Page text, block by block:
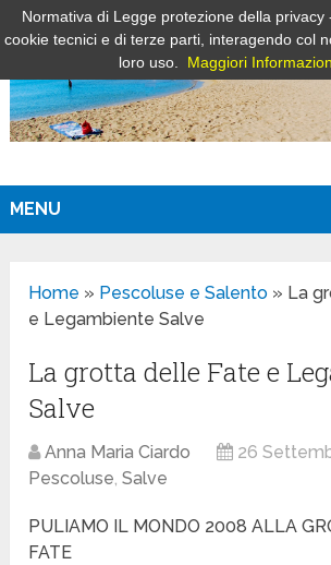
MENU
Home » Pescoluse e Salento » La
e Legambiente Salve
La grotta delle Fate e
Salve
Anna Maria Ciardo
26
Pescoluse,Salve
PULIAMO IL MONDO 2008 ALLA
FATE
Normativa di Legge protezione della privacy
cookie tecnici e di terze parti, interagendo col
loro uso.
Maggiori